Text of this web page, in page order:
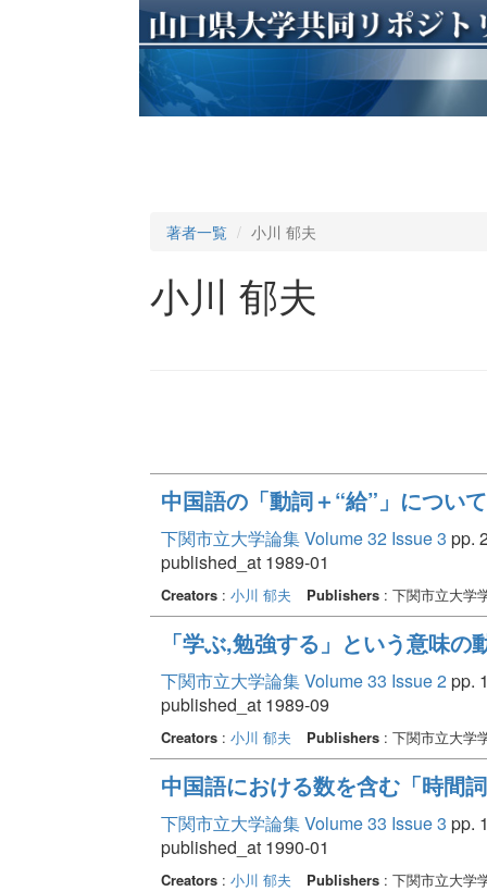
著者一覧 小川 郁夫
小川 郁夫
中国語の「動詞＋“給”」について
下関市立大学論集 Volume 32 Issue 3 pp.
published_at 1989-01
Creators: 小川 郁夫 Publishers: 下関市立大学
「学ぶ,勉強する」という意味の
下関市立大学論集 Volume 33 Issue 2pp.
published_at 1989-09
Creators: 小川 郁夫 Publishers: 下関市立大学
中国語における数を含む「時間
下関市立大学論集 Volume 33 Issue 3 pp.
published_at 1990-01
Creators: 小川 郁夫 Publishers: 下関市立大学